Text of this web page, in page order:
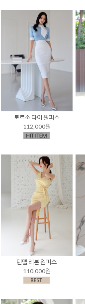
토르소 타이 원피스
112,000원
틴델 리본 원피스
110,000원